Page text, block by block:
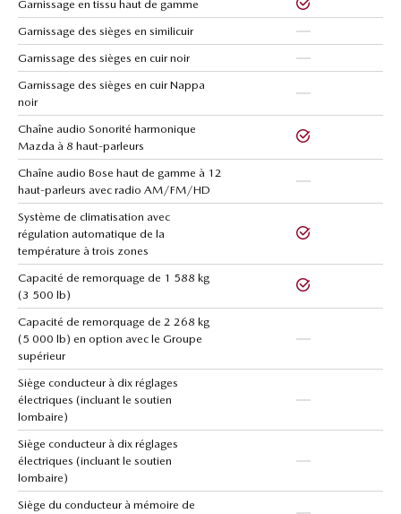
Garnissage en tissu haut de gamme
Garnissage des sièges en similicuir
Garnissage des sièges en cuir noir
Garnissage des sièges en cuir Nappa
noir
Chaîne audio Sonorité harmonique
Mazda à 8 haut-parleurs
Chaîne audio Bose haut de gamme à 12
haut-parleurs avec radio AM/FM/HD
Système de climatisation avec
régulation automatique de la
température à trois zones
Capacité de remorquage de 1 588 kg
(3 500 lb)
Capacité de remorquage de 2 268 kg
(5 000 lb) en option avec le Groupe
supérieur
Siège conducteur à dix réglages
électriques (incluant le soutien
lombaire)
Siège conducteur à dix réglages
électriques (incluant le soutien
lombaire)
Siège du conducteur à mémoire de